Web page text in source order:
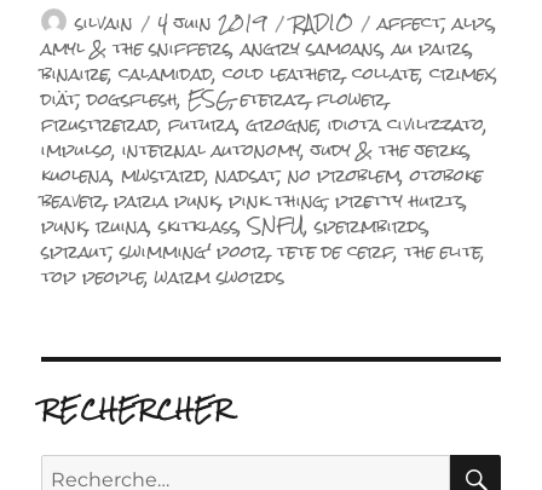
Auteur
silvain Publié
le
4 juin 2019 Catégories
RADIO Étiquettes
affect,alps,
amyl & the sniffers,angry samoans,au pairs,
binaire,calamidad,cold leather,collate,crimex,
diät,dogsflesh,ESG,eteraz,flower,
frustrerad,futura,grogne,idiota civilizzato,
impulso,internal autonomy,judy & the jerks,
kuolena,mwstard,nadsat,no problem,otoboke
beaver,paria punk,pink thing,pretty hurts,
punk,ruina,skitklass,SNFU,spermbirds,
spraut,swimming' poor,tete de cerf,the elite,
top people,warm swords
RECHERCHER
Recherche